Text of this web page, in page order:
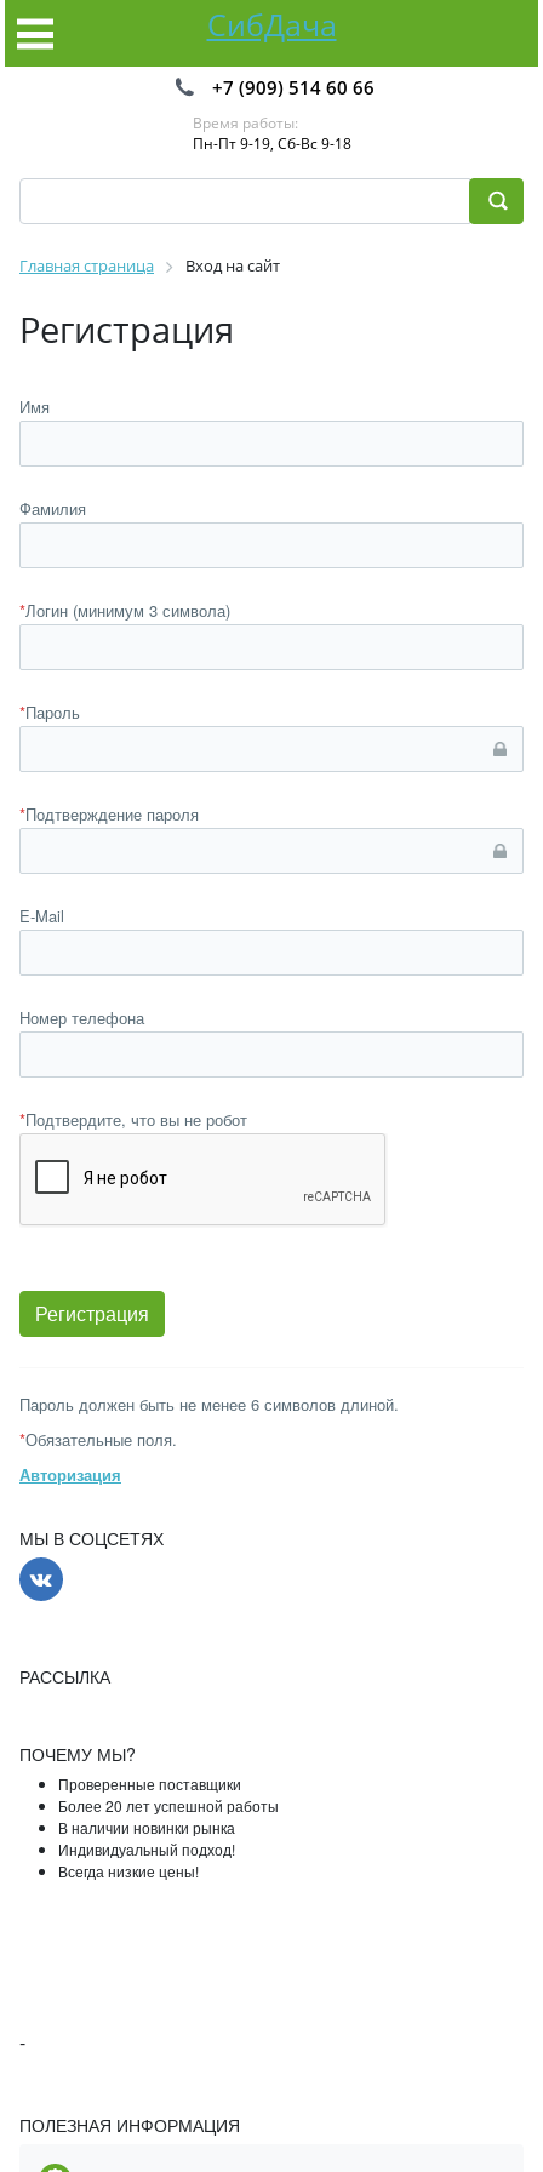
СибДача
+7 (909) 514 60 66
Время работы:
Пн-Пт 9-19, Сб-Вс 9-18
Главная страница Вход на сайт
Регистрация
Имя
Фамилия
*Логин (минимум 3 символа)
*Пароль
*Подтверждение пароля
E-Mail
Номер телефона
*Подтвердите, что вы не робот
Пароль должен быть не менее 6 символов длиной.
*Обязательные поля.
Авторизация
МЫ В СОЦСЕТЯХ
РАССЫЛКА
ПОЧЕМУ МЫ?
Проверенные поставщики
Более 20 лет успешной работы
В наличии новинки рынка
Индивидуальный подход!
Всегда низкие цены!
-
ПОЛЕЗНАЯ ИНФОРМАЦИЯ